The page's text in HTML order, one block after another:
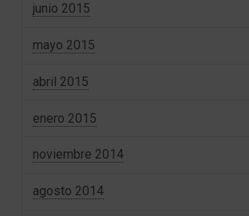
junio 2015
mayo 2015
abril 2015
enero 2015
noviembre 2014
agosto 2014